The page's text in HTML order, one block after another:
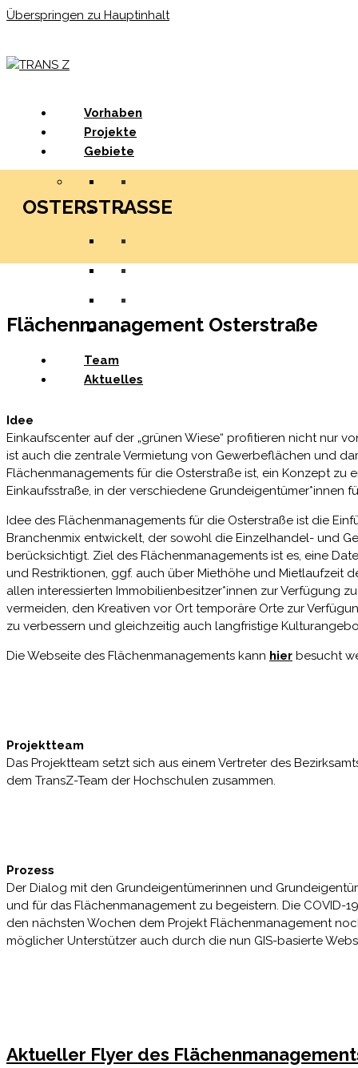
Überspringen zu Hauptinhalt
Vorhaben
Projekte
Gebiete
Team
Aktuelles
OSTERSTRASSE
Flächenmanagement Osterstraße
Idee
Einkaufscenter auf der „grünen Wiese“ profitieren nicht nur
ist auch die zentrale Vermietung von Gewerbeflächen und
Flächenmanagements für die Osterstraße ist, ein Konzept
Einkaufsstraße, in der verschiedene Grundeigentümer*innen
Idee des Flächenmanagements für die Osterstraße ist die
Branchenmix entwickelt, der sowohl die Einzelhandel- und
berücksichtigt. Ziel des Flächenmanagements ist es, eine
und Restriktionen, ggf. auch über Miethöhe und Mietlaufzeit
allen interessierten Immobilienbesitzer*innen zur Verfügung
vermeiden, den Kreativen vor Ort temporäre Orte zur
zu verbessern und gleichzeitig auch langfristige
Die Webseite des Flächenmanagements kann hier besucht
Projektteam
Das Projektteam setzt sich aus einem Vertreter des
dem TransZ-Team der Hochschulen zusammen.
Prozess
Der Dialog mit den Grundeigentümerinnen und
und für das Flächenmanagement zu begeistern. Die
den nächsten Wochen dem Projekt Flächenmanagement
möglicher Unterstützer auch durch die nun GIS-basierte
Aktueller Flyer des